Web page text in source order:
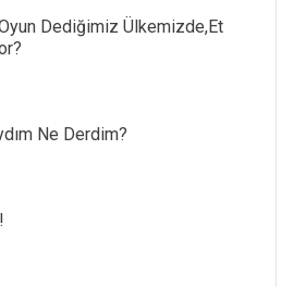
Dediğimiz Ülkemizde,Et
Ne Derdim?